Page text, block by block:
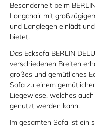
Besonderheit beim
Longchair mit
und Langlegen einlädt
bietet.
Das Ecksofa BERLIN
verschiedenen Breiten
großes und gemütliches
Sofa zu einem
Liegewiese, welches
genutzt werden kann.
Im gesamten Sofa ist ein